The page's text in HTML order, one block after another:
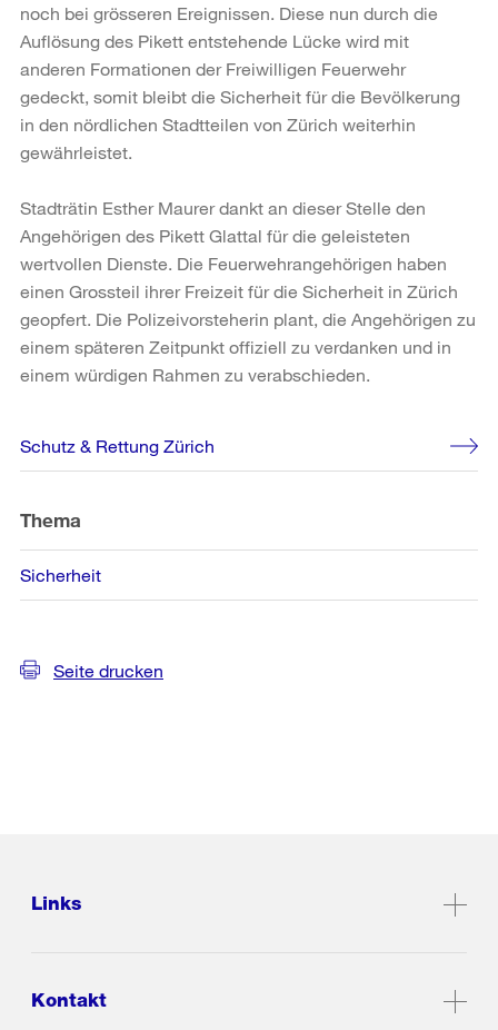
noch bei grösseren Ereignissen. Diese nun durch die
Auflösung des Pikett entstehende Lücke wird mit
anderen Formationen der Freiwilligen Feuerwehr
gedeckt, somit bleibt die Sicherheit für die Bevölkerung
in den nördlichen Stadtteilen von Zürich weiterhin
gewährleistet.
Stadträtin Esther Maurer dankt an dieser Stelle den
Angehörigen des Pikett Glattal für die geleisteten
wertvollen Dienste. Die Feuerwehrangehörigen haben
einen Grossteil ihrer Freizeit für die Sicherheit in Zürich
geopfert. Die Polizeivorsteherin plant, die Angehörigen zu
einem späteren Zeitpunkt offiziell zu verdanken und in
einem würdigen Rahmen zu verabschieden.
Weitere
Informationen
Schutz & Rettung Zürich
Thema
Sicherheit
Seite drucken
Links
Kontakt